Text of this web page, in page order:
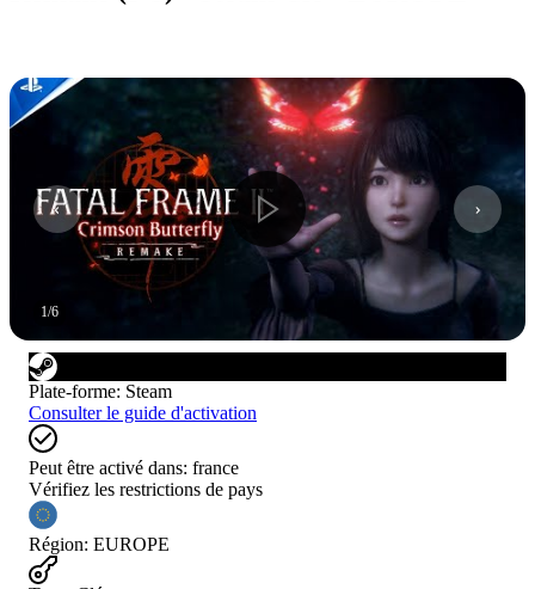
1/6
Plate-forme: Steam
Consulter le guide d'activation
Peut être activé dans: france
Vérifiez les restrictions de pays
Région: EUROPE